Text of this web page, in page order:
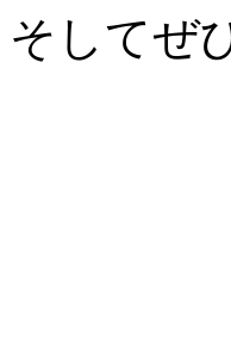
そしてぜ